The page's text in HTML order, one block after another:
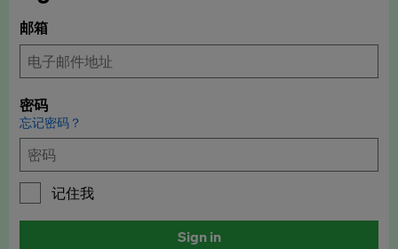
邮箱
密码
忘记密码？
记住我
Sign in